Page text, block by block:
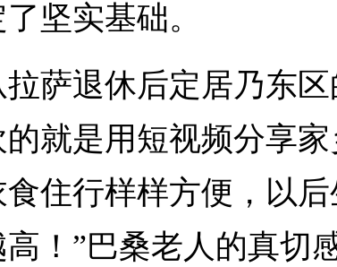
坚实基础。
退休后定居乃东区
就是用短视频分享
住行样样方便，以
！”巴桑老人的真切